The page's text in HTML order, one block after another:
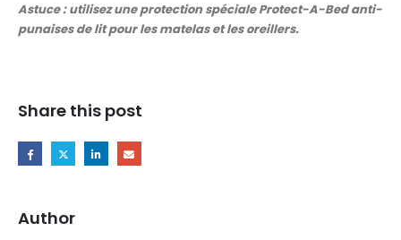
Astuce : utilisez une protection spéciale Protect-A-Bed anti-
punaises de lit pour les matelas et les oreillers.
Share this post
Author